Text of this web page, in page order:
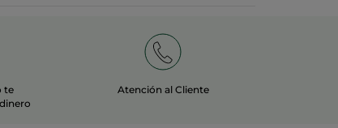
te
Atención al Cliente